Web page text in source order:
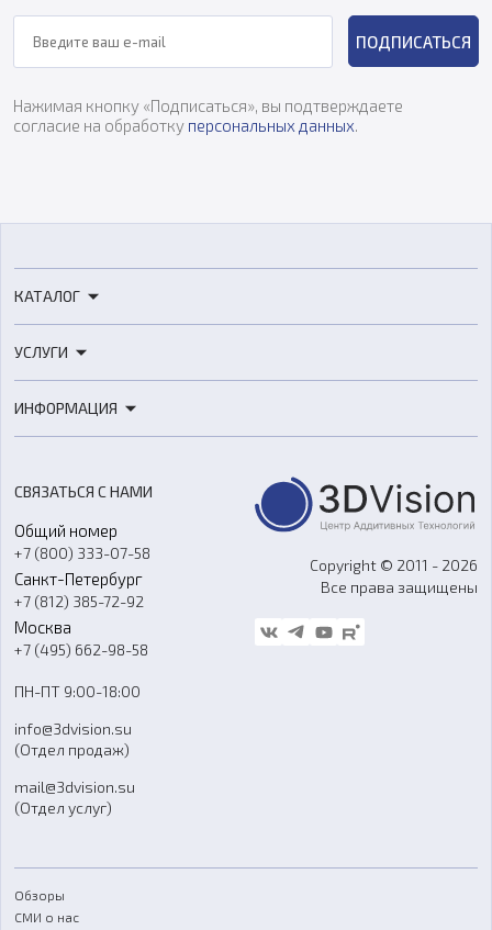
ПОДПИСАТЬСЯ
Нажимая кнопку «Подписаться», вы подтверждаете
согласие на обработку персональных данных
КАТАЛОГ
3D-сканеры
Расходные материалы
Оборудование и материалы для вакуумного литья
Аксессуары и прочее оборудование
Программное обеспечение
УСЛУГИ
3D-моделирование
Ремонт и услуги
ИНФОРМАЦИЯ
О компании
Контакты
Гос. закупки
Стать дилером
Блог
FAQ
СВЯЗАТЬСЯ С НАМИ
Общий номер
+7 (800) 333-07-58
Санкт-Петербург
+7 (812) 385-72-92
Москва
+7 (495) 662-98-58
ПН-ПТ 9:00-18:00
info@3dvision.su
(Отдел продаж)
mail@3dvision.su
(Отдел услуг)
Copyright © 2011 - 2026
Все права защищены
Обзоры
СМИ о нас